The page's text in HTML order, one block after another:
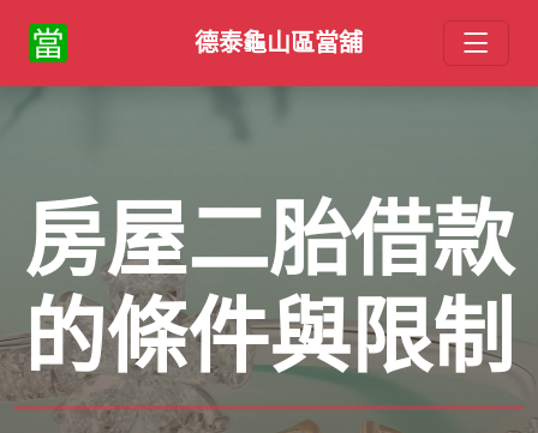
德泰龜山區當舖
房屋二胎借款
的條件與限制